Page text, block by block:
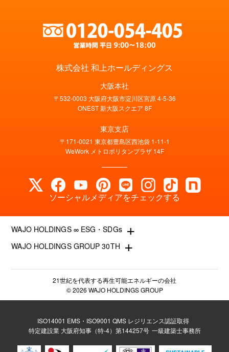
株式会社 和上ホールディングス
大阪本社
〒532-0003 大阪府大阪市淀川区宮原 4-5-36
ONEST 新大阪スクエア 8F
東京支店
〒171-0021 東京都豊島区西池袋 1-11-1
WeWork メトロポリタンプラザ 14F
ソーシャルメディアをチェックする
WAJO HOLDINGS ∞ ESG・SDGs +
新サービスサイト
- 高圧太陽光発電所の買取
- 系統用蓄電池の販売
- 再生可能エネルギー用地の販売
- FIP転換と蓄電池の増設
WAJO HOLDINGS GROUP 30TH +
- 収益性が高い系統用蓄電池
- 仲介業者を挟まない買取販売直売店
- 高圧太陽光発電所の一括査定
- FIT投資なら太陽光発電
- 今から始める太陽光投資
21世紀を代表する再生可能エネルギーの会社
© 2026 WAJO HOLDINGS GROUP
ISO14001 EMS・ISO9001 QMS レジリエンス認証取得
特定建設業 大阪府知事（特-4）第144257号 一級建築士事務所